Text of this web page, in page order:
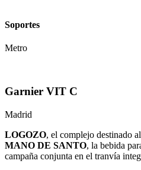
Soportes
Metro
Garnier VIT C
Madrid
LOGOZO, el complejo destinado
MANO DE SANTO, la bebida
campaña conjunta en el tranvía